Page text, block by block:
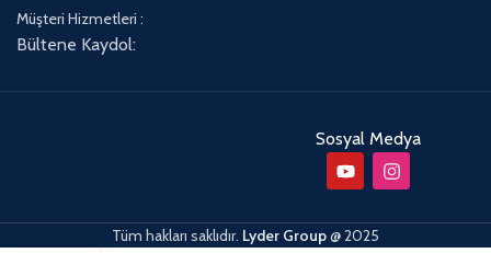
Müşteri Hizmetleri :
Bültene Kaydol:
Sosyal Medya
Tüm hakları saklıdır. Lyder Group@2025